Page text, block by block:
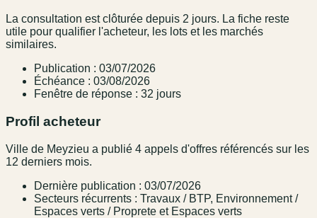
La consultation est clôturée depuis 2 jours. La fiche reste
utile pour qualifier l'acheteur, les lots et les marchés
similaires.
Publication : 03/07/2026
Échéance : 03/08/2026
Fenêtre de réponse : 32 jours
Profil acheteur
Ville de Meyzieu a publié 4 appels d'offres référencés sur les
12 derniers mois.
Dernière publication : 03/07/2026
Secteurs récurrents : Travaux / BTP, Environnement /
Espaces verts / Proprete et Espaces verts